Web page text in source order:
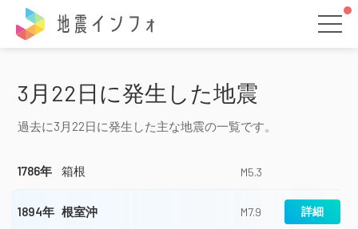
3月22日に発生した地震
過去に3月22日に発生した主な地震の一覧です。
1786年 箱根 M5.3
1894年 根室沖 M7.9 詳細